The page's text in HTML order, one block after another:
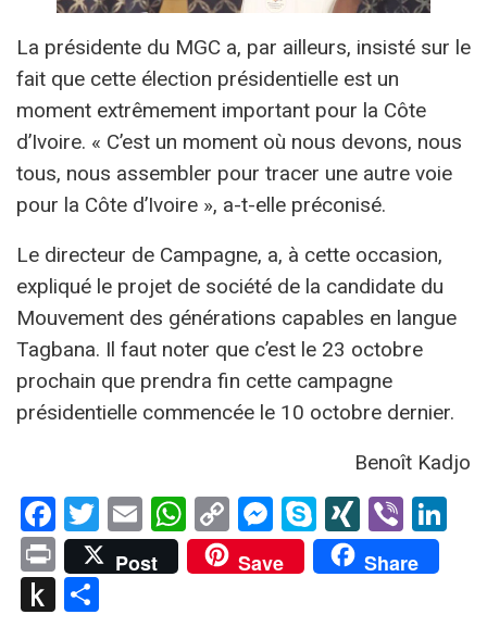
La présidente du MGC a, par ailleurs, insisté sur le
fait que cette élection présidentielle est un
moment extrêmement important pour la Côte
d’Ivoire. « C’est un moment où nous devons, nous
tous, nous assembler pour tracer une autre voie
pour la Côte d’Ivoire », a-t-elle préconisé.
Le directeur de Campagne, a, à cette occasion,
expliqué le projet de société de la candidate du
Mouvement des générations capables en langue
Tagbana. Il faut noter que c’est le 23 octobre
prochain que prendra fin cette campagne
présidentielle commencée le 10 octobre dernier.
Benoît Kadjo
Facebook
Twitter
EmailWhatsApp
Copy
Link
Messenger
SkypeXING
Viber
PrintPost Save Share
Push